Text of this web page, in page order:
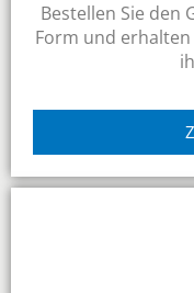
Bestellen Sie den
Form und erhalten